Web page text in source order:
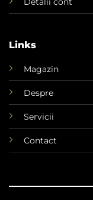
Links
Magazin
Despre
Servicii
Contact